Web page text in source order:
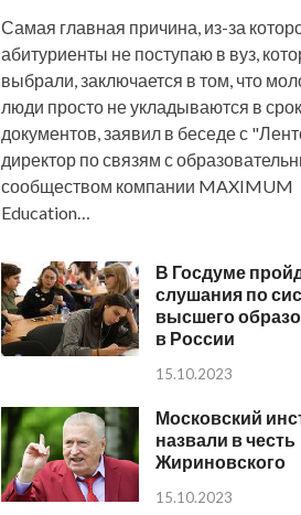
Самая главная причина, из-за
абитуриенты не поступаю в вуз,
выбрали, заключается в том, что
люди просто не укладываются в
документов, заявил в беседе с
директор по связям с
сообществом компании MAXIMUM
Education…
В Госдуме
слушания по
высшего
в России
15.10.2023
Московский
назвали в честь
Жириновского
15.10.2023